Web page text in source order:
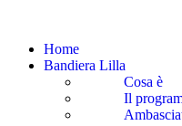
Home
Bandiera Lilla
Cosa è
Il